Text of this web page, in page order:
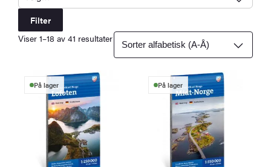
Filter
Viser 1–18 av 41 resultater
På lager På lager